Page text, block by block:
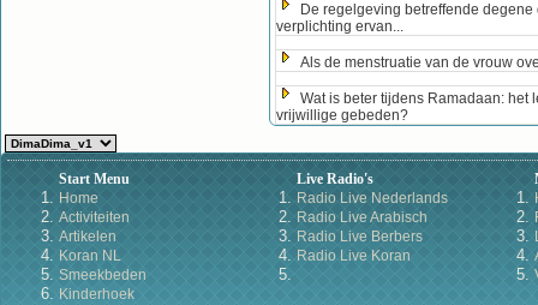
De regelgeving betreffende
verplichting ervan...
Als de menstruatie van de vrouw
Wat is beter tijdens Ramadaan: het
vrijwillige gebeden?
Start Menu
Home
Activiteiten
Artikelen
Koran NL
Smeekbeden
Kinderhoek
Live Radio's
Radio Live Nederlands
Radio Live Arabisch
Radio Live Berbers
Radio Live Koran